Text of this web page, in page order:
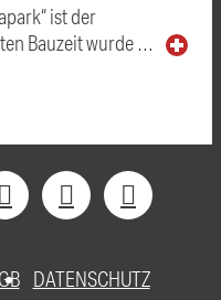
ist der
Bauzeit wurde …
DATENSCHUTZ